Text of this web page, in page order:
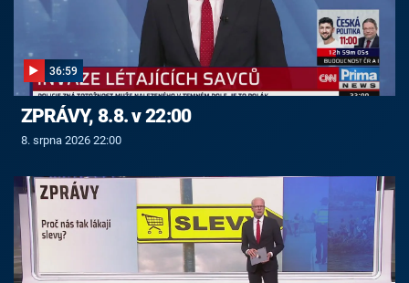
36:59
ZPRÁVY, 8.8. v 22:00
8. srpna 2026 22:00